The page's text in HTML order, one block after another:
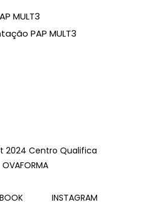
MULT3
PAP MULT3
2024 Centro Qualifica
OVAFORMA
INSTAGRAM